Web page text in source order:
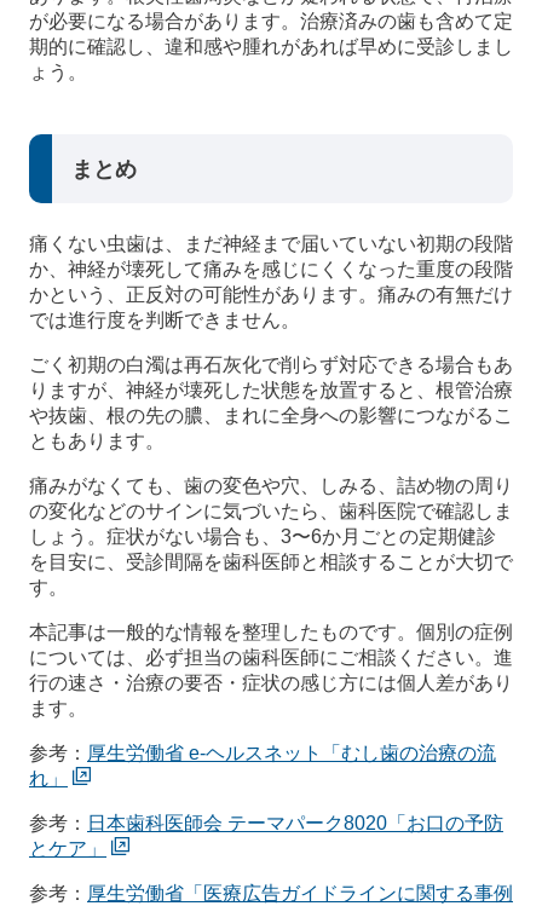
が必要になる場合があります。治療済みの歯も含めて定
期的に確認し、違和感や腫れがあれば早めに受診しまし
ょう。
まとめ
痛くない虫歯は、まだ神経まで届いていない初期の段階
か、神経が壊死して痛みを感じにくくなった重度の段階
かという、正反対の可能性があります。痛みの有無だけ
では進行度を判断できません。
ごく初期の白濁は再石灰化で削らず対応できる場合もあ
りますが、神経が壊死した状態を放置すると、根管治療
や抜歯、根の先の膿、まれに全身への影響につながるこ
ともあります。
痛みがなくても、歯の変色や穴、しみる、詰め物の周り
の変化などのサインに気づいたら、歯科医院で確認しま
しょう。症状がない場合も、3〜6か月ごとの定期健診
を目安に、受診間隔を歯科医師と相談することが大切で
す。
本記事は一般的な情報を整理したものです。個別の症例
については、必ず担当の歯科医師にご相談ください。進
行の速さ・治療の要否・症状の感じ方には個人差があり
ます。
参考： 厚生労働省 e-ヘルスネット「むし歯の治療の流
れ」
参考： 日本歯科医師会 テーマパーク8020「お口の予防
とケア」
参考： 厚生労働省「医療広告ガイドラインに関する事例